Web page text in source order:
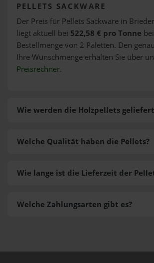
PELLETS SACKWARE
Der Preis für Pellets Sackware in
liegt aktuell bei 522,58 € pro Tonne
Bestellmenge von 2 Paletten. Den
Ihre Wunschmenge erhalten Sie über
Preisrechner.
Wie werden die Holzpellets
Welche Zahlungsarten gibt es?
Welche Qualität haben die Pellets?
Wie lange ist die Lieferzeit der